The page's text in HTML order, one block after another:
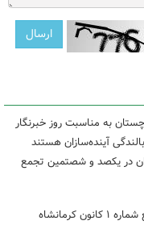
به مناسبت روز خبرنگار
آینده‌سازان هستند
در یکصد و شصتمین تجمع